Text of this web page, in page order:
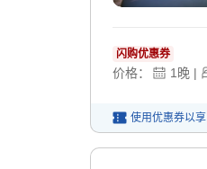
闪购优惠券
价格： 1晚 |
使用优惠券以享